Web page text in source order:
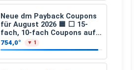
Neue dm Payback Coupons
für August 2026 🟦 ⬜ 15-
fach, 10-fach Coupons auf
den gesamten Einkauf ab 2
€
754,0° ▼ 1